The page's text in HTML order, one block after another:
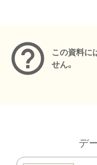
この資料に
せん。
デ